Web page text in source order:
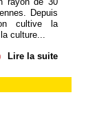
Depuis
cultive la
culture...
Lire la suite